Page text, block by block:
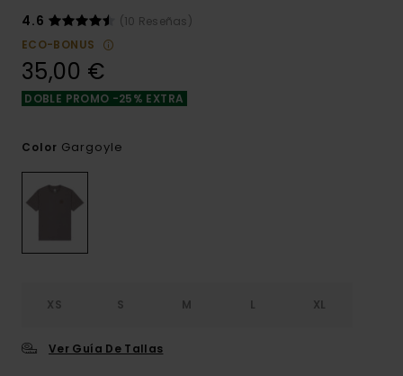
4.6
(10 Reseñas)
ECO-BONUS
35,00 €
DOBLE PROMO -25% EXTRA
Color Gargoyle
XS S M L XL
Ver Guía De Tallas